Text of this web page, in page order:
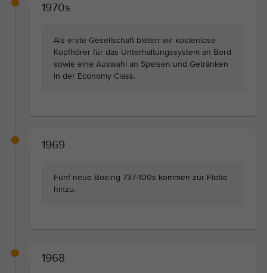
1970s
Als erste Gesellschaft bieten wir kostenlose
Kopfhörer für das Unterhaltungssystem an Bord
sowie eine Auswahl an Speisen und Getränken
in der Economy Class.
1969
Fünf neue Boeing 737-100s kommen zur Flotte
hinzu.
1968